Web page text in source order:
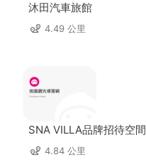
沐田汽車旅館
4.49 公里
SNA VILLA品牌招待空間
4.84 公里